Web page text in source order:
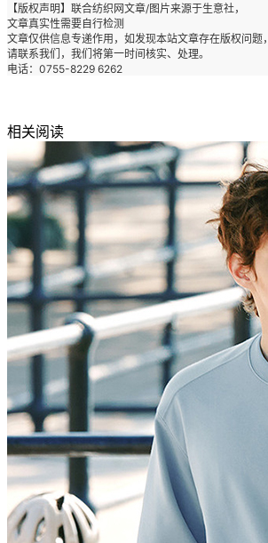
【版权声明】联合纺织网文章/图片来源于生意社，
文章真实性需要自行检测
文章仅供信息专递作用，如发现本站文章存在版权问题，
请联系我们，我们将第一时间核实、处理。
电话：0755-8229 6262
相关阅读